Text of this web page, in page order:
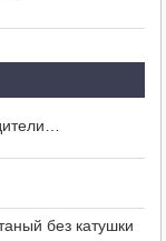
без катушки